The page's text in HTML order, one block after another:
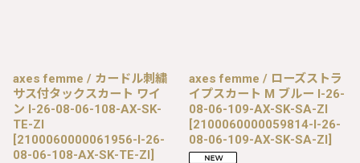
axes femme / カードル刺繍
サス付タックスカート ワイ
ン I-26-08-06-108-AX-SK-
TE-ZI
[2100060000061956-I-26-
08-06-108-AX-SK-TE-ZI]
axes femme / ローズストラ
イプスカート M ブルー I-26-
08-06-109-AX-SK-SA-ZI
[2100060000059814-I-26-
08-06-109-AX-SK-SA-ZI]